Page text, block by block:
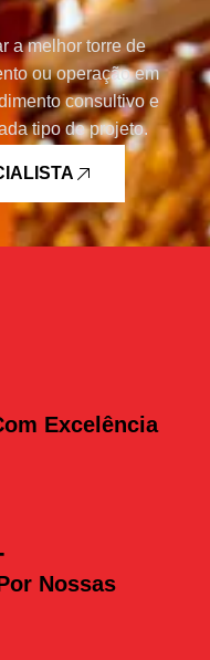
a melhor torre de
ou operação em
consultivo e
tipo de projeto.
Excelência
Nossas